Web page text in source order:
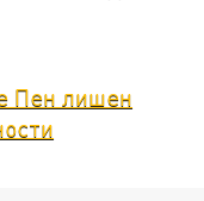
Пен лишен